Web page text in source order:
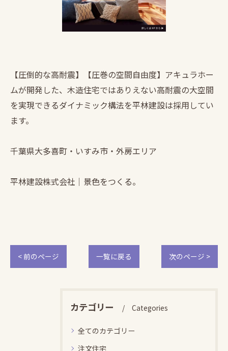
【圧倒的な高耐震】【圧巻の空間自由度】アキュラホー
ムが開発した、木造住宅ではありえない高耐震の大空間
を実現できるダイナミック構法を平林建設は採用してい
ます。
千葉県大多喜町・いすみ市・外房エリア
平林建設株式会社｜景色をつくる。
< 前のページ 一覧に戻る 次のページ >
カテゴリー Categories
全てのカテゴリー
注文住宅